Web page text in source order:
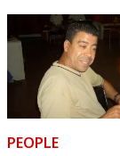
PEOPLE